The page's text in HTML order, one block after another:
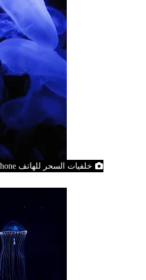
خلفيات السحر للهاتف Wallpapers of Magic Phone